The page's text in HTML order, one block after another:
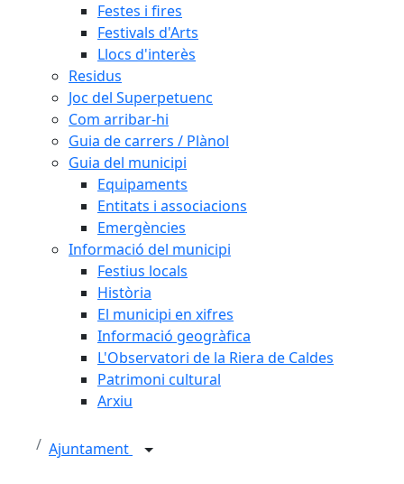
Festes i fires
Festivals d'Arts
Llocs d'interès
Residus
Joc del Superpetuenc
Com arribar-hi
Guia de carrers / Plànol
Guia del municipi
Equipaments
Entitats i associacions
Emergències
Informació del municipi
Festius locals
Història
El municipi en xifres
Informació geogràfica
L'Observatori de la Riera de Caldes
Patrimoni cultural
Arxiu
Ajuntament